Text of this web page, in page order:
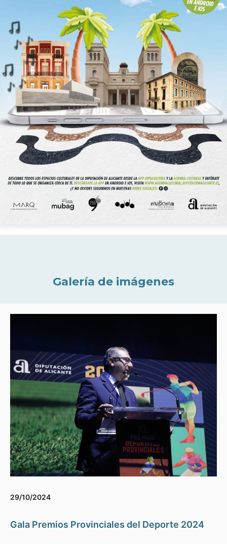
Galería de imágenes
29/10/2024
Gala Premios Provinciales del Deporte 2024